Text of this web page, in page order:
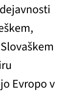
Evropo v